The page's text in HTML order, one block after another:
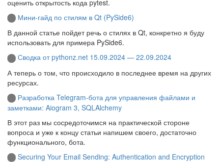
оценить открытость кода pytest.
Мини-гайд по стилям в Qt (PySide6)
В данной статье пойдет речь о стилях в Qt, конкретно я буду
использовать для примера PySide6.
Сводка от pythonz.net 15.09.2024 — 22.09.2024
А теперь о том, что происходило в последнее время на других
ресурсах.
Разработка Telegram-бота для управления файлами и
заметками: Aiogram 3, SQLAlchemy
В этот раз мы сосредоточимся на практической стороне
вопроса и уже к концу статьи напишем своего, достаточно
функционального, бота.
Securing Your Email Sending: Authentication and Encryption